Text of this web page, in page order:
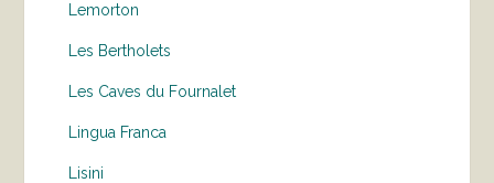
Lemorton
Les Bertholets
Les Caves du Fournalet
Lingua Franca
Lisini